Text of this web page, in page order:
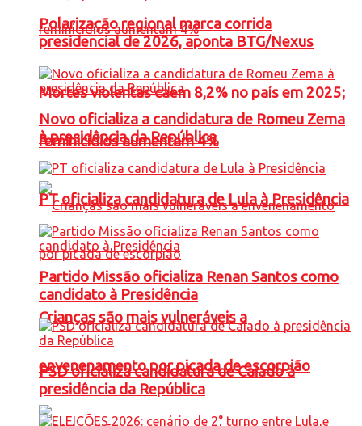
Mortes violentas caem 8,2% no país em 2025;
feminicídios aumentam 4%
Crianças são mais vulneráveis a
envenenamento por picada de escorpião
Polarização regional marca corrida
presidencial de 2026, aponta BTG/Nexus
Novo oficializa a candidatura de Romeu Zema
à presidência da República
PT oficializa candidatura de Lula à Presidência
Partido Missão oficializa Renan Santos como
candidato à Presidência
PSD oficializa candidatura de Caiado à
presidência da República